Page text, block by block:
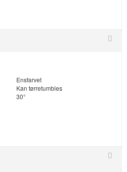
Ensfarvet
Kan tørretumbles
30°